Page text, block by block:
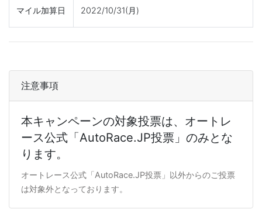
マイル加算日 2022/10/31(月)
注意事項
本キャンペーンの対象投票は、オートレ
ース公式「AutoRace.JP投票」のみとな
ります。
オートレース公式「AutoRace.JP投票」以外からのご投票
は対象外となっております。